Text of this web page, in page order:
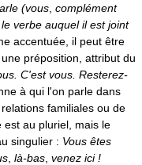
(vous complément
verbe auquel il est joint
accentuée, il peut être
préposition, attribut du
C'est vous. Resterez-
à qui l'on parle dans
familiales ou de
est au pluriel, mais le
singulier : Vous êtes
là-bas venez ici !